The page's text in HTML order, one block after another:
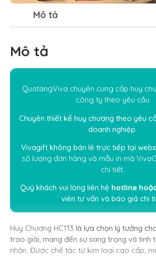
Mô tả
Mô tả
QuatangViva chuyên cung cấp huy
công ty theo yêu cầu
Chuyên thiết kế huy chương theo yêu
doanh nghiệp.
Vivagift không bán lẻ trực tiếp tại
số lượng đơn hàng và mẫu in mà Vi
chi tiết.
Quý khách vui lòng liên hệ hotline
viên tư vấn và báo giá chi
Huy Chương HC113 là lựa chọn lý tưởng
trao giải, mang đến sự sang trọng và tinh
nhận. Được chế tác từ kim loại cao cấp,